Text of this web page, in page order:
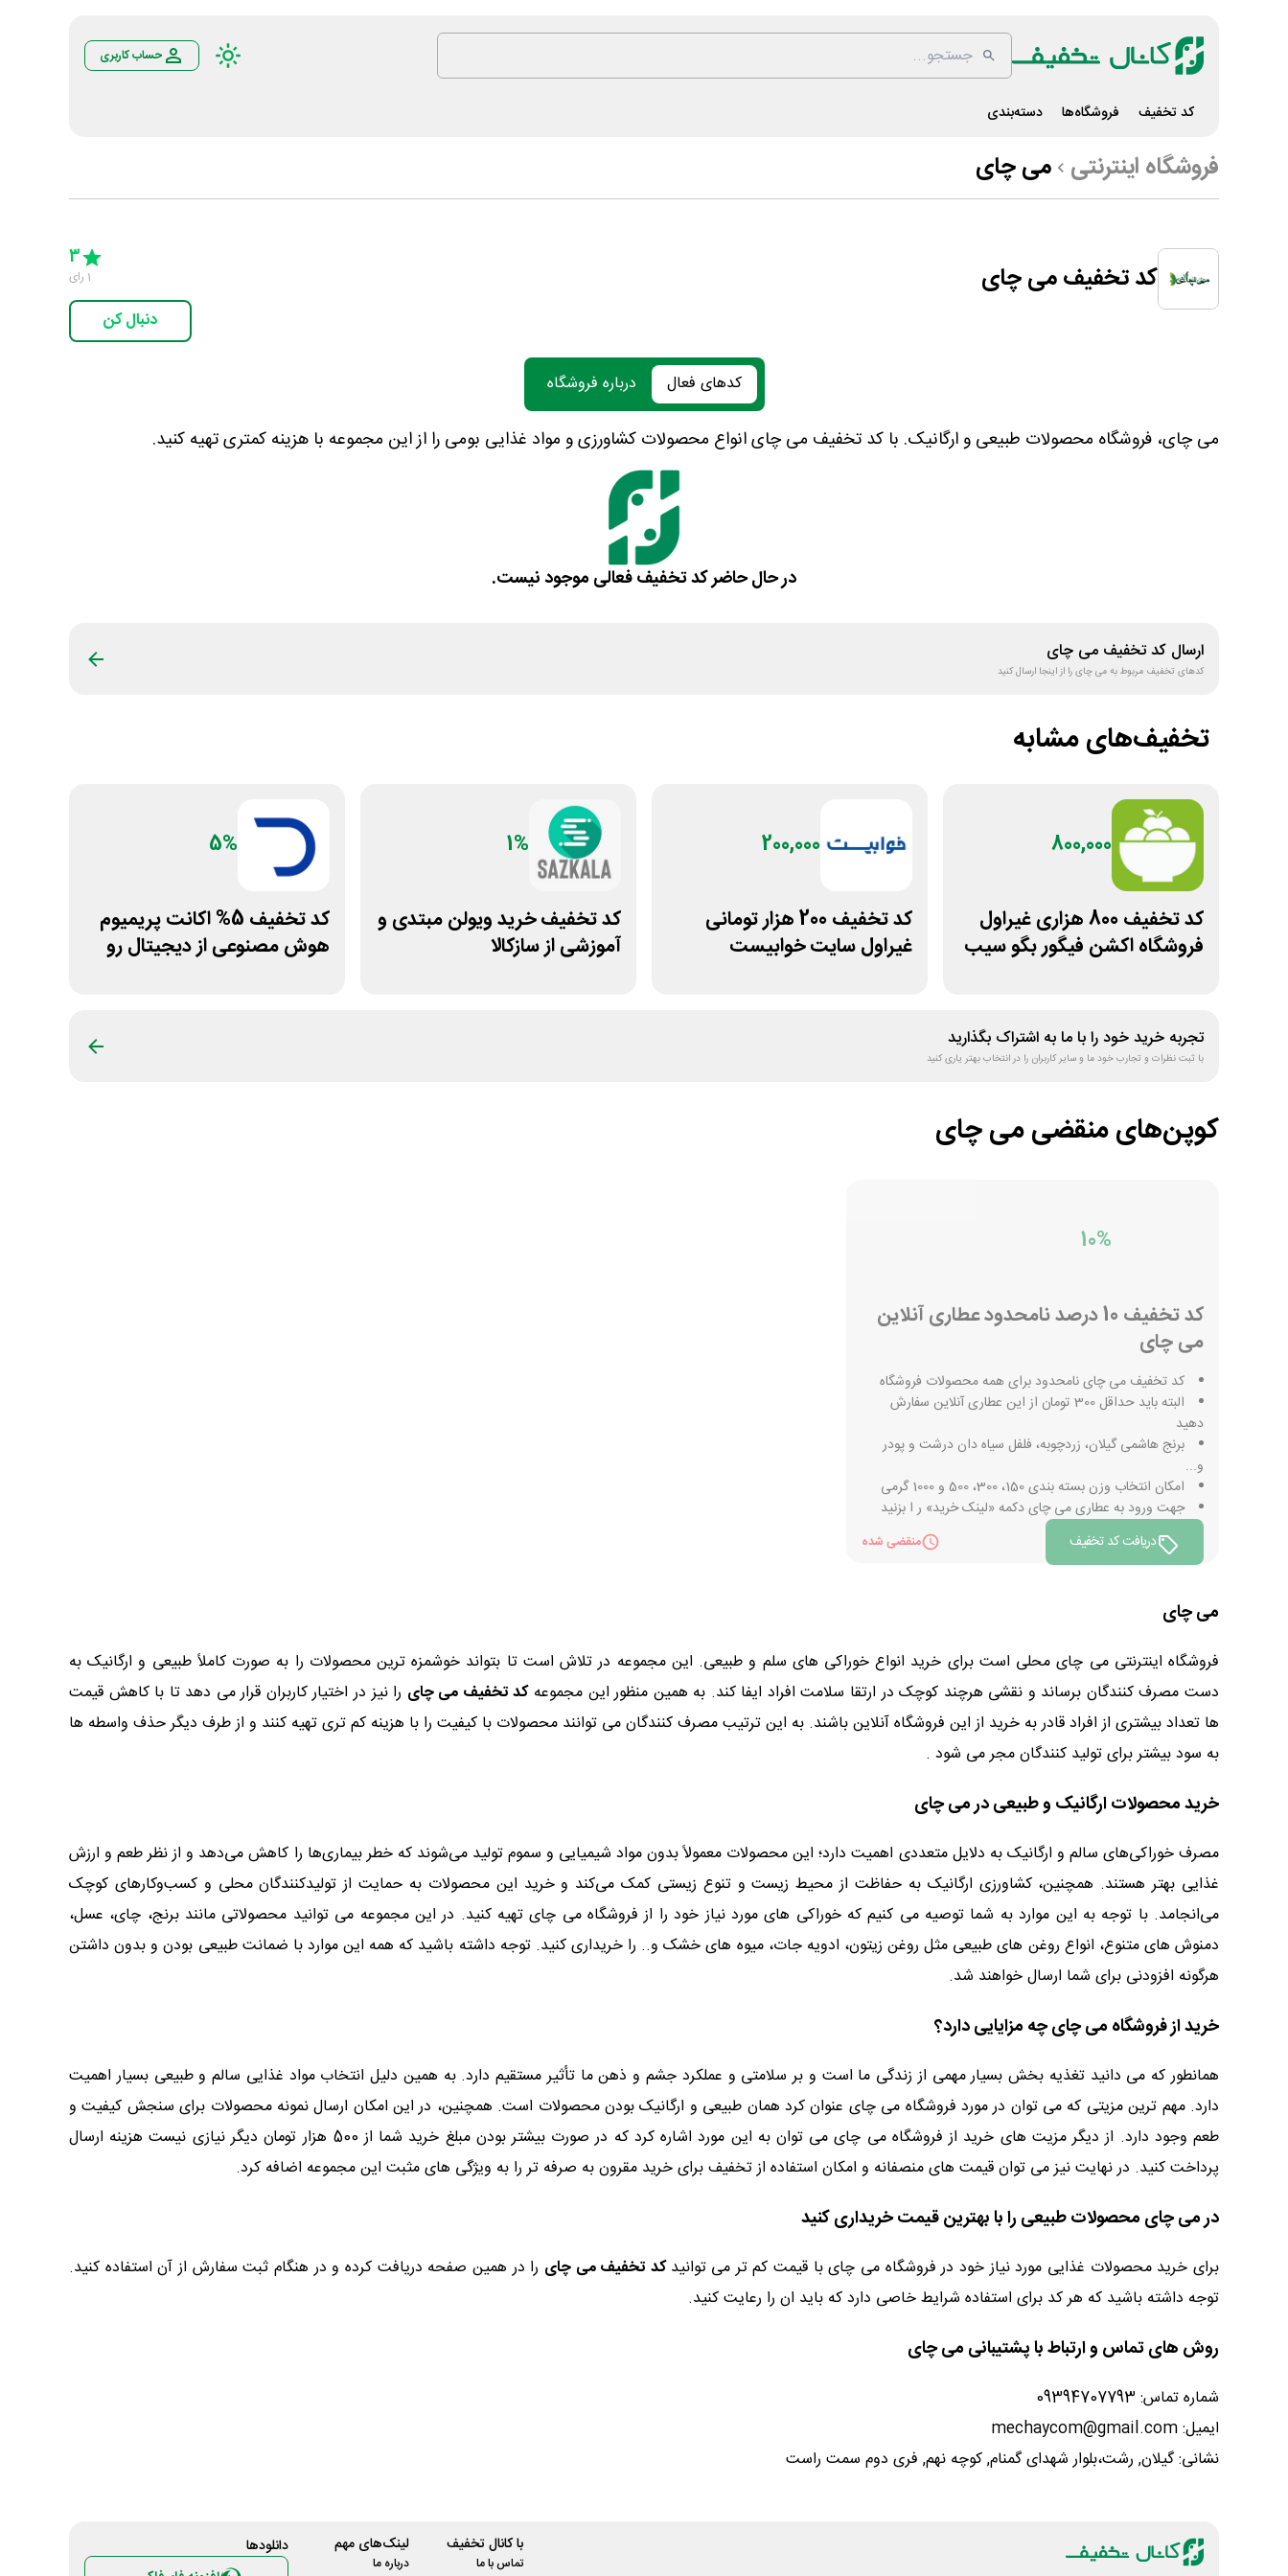
حساب کاربری
کد تخفیف فروشگاه‌ها دسته‌بندی
فروشگاه اینترنتی می چای
کد تخفیف می چای
5 Stars
3
1 رای
دنبال کن
کدهای فعال درباره فروشگاه
می چای، فروشگاه محصولات طبیعی و ارگانیک. با کد تخفیف می چای انواع محصولات کشاورزی و مواد غذایی بومی را از این مجموعه با هزینه کمتری تهیه کنید.
در حال حاضر کد تخفیف فعالی موجود نیست.
ارسال کد تخفیف می چای
کدهای تخفیف مربوط بهمی چایرا از اینجا ارسال کنید
تخفیف‌های مشابه
800,000
کد تخفیف 800 هزاری غیراول
فروشگاه اکشن فیگور بگو سیب
200,000
کد تخفیف 200 هزار تومانی
غیراول سایت خوابیست
1%
کد تخفیف خرید ویولن مبتدی و
آموزشی از سازکالا
5%
کد تخفیف 5% اکانت پریمیوم
هوش مصنوعی از دیجیتال رو
تجربه خرید خود را با ما به اشتراک بگذارید
با ثبت نظرات و تجارب خود ما و سایر کاربران را در انتخاب بهتر یاری کنید
کوپن‌های منقضیمی چای
10%
کد تخفیف 10 درصد نامحدود عطاری آنلاین
می چای
کد تخفیف می چای نامحدود برای همه محصولات فروشگاه
البته باید حداقل 300 تومان از این عطاری آنلاین سفارش
دهید
برنج هاشمی گیلان، زردچوبه، فلفل سیاه دان درشت و پودر
و...
امکان انتخاب وزن بسته بندی 150، 300، 500 و 1000 گرمی
جهت ورود به عطاری می چای دکمه «لینک خرید» ر ا بزنید
دریافت کد تخفیف
منقضی شده
می چای
فروشگاه اینترنتی می چای محلی است برای خرید انواع خوراکی های سلم و طبیعی. این مجموعه در تلاش است تا بتواند خوشمزه ترین محصولات را به صورت کاملاً طبیعی و ارگانیک به
دست مصرف کنندگان برساند و نقشی هرچند کوچک در ارتقا سلامت افراد ایفا کند. به همین منظور این مجموعهکد تخفیف می چای را نیز در اختیار کاربران قرار می دهد تا با کاهش قیمت
ها تعداد بیشتری از افراد قادر به خرید از این فروشگاه آنلاین باشند. به این ترتیب مصرف کنندگان می توانند محصولات با کیفیت را با هزینه کم تری تهیه کنند و از طرف دیگر حذف واسطه ها
به سود بیشتر برای تولید کنندگان مجر می شود .
خرید محصولات ارگانیک و طبیعی در می چای
مصرف خوراکی‌های سالم و ارگانیک به دلایل متعددی اهمیت دارد؛ این محصولات معمولاً بدون مواد شیمیایی و سموم تولید می‌شوند که خطر بیماری‌ها را کاهش می‌دهد و از نظر طعم و ارزش
غذایی بهتر هستند. همچنین، کشاورزی ارگانیک به حفاظت از محیط زیست و تنوع زیستی کمک می‌کند و خرید این محصولات به حمایت از تولیدکنندگان محلی و کسب‌وکارهای کوچک
می‌انجامد. با توجه به این موارد به شما توصیه می کنیم که خوراکی های مورد نیاز خود را از فروشگاه می چای تهیه کنید. در این مجموعه می توانید محصولاتی مانند برنج، چای، عسل،
دمنوش های متنوع، انواع روغن های طبیعی مثل روغن زیتون، ادویه جات، میوه های خشک و.. را خریداری کنید. توجه داشته باشید که همه این موارد با ضمانت طبیعی بودن و بدون داشتن
هرگونه افزودنی برای شما ارسال خواهند شد.
خرید از فروشگاه می چای چه مزایایی دارد؟
همانطور که می دانید تغذیه بخش بسیار مهمی از زندگی ما است و بر سلامتی و عملکرد جشم و ذهن ما تأثیر مستقیم دارد. به همین دلیل انتخاب مواد غذایی سالم و طبیعی بسیار اهمیت
دارد. مهم ترین مزیتی که می توان در مورد فروشگاه می چای عنوان کرد همان طبیعی و ارگانیک بودن محصولات است. همچنین، در این امکان ارسال نمونه محصولات برای سنجش کیفیت و
طعم وجود دارد. از دیگر مزیت های خرید از فروشگاه می چای می توان به این مورد اشاره کرد که در صورت بیشتر بودن مبلغ خرید شما از 500 هزار تومان دیگر نیازی نیست هزینه ارسال
پرداخت کنید. در نهایت نیز می توان قیمت های منصفانه و امکان استفاده از تخفیف برای خرید مقرون به صرفه تر را به ویژگی های مثبت این مجموعه اضافه کرد.
در می چای محصولات طبیعی را با بهترین قیمت خریداری کنید
برای خرید محصولات غذایی مورد نیاز خود در فروشگاه می چای با قیمت کم تر می توانیدکد تخفیف می چای را در همین صفحه دریافت کرده و در هنگام ثبت سفارش از آن استفاده کنید.
توجه داشته باشید که هر کد برای استفاده شرایط خاصی دارد که باید ان را رعایت کنید.
روش های تماس و ارتباط با پشتیبانی می چای
شماره تماس: 09394707793
ایمیل: mechaycom@gmail.com
نشانی: گیلان, رشت،بلوار شهدای گمنام, کوچه نهم, فری دوم سمت راست
با کانال تخفیف
تماس با ما
لینک‌های مهم
درباره ما
دانلود‌ها